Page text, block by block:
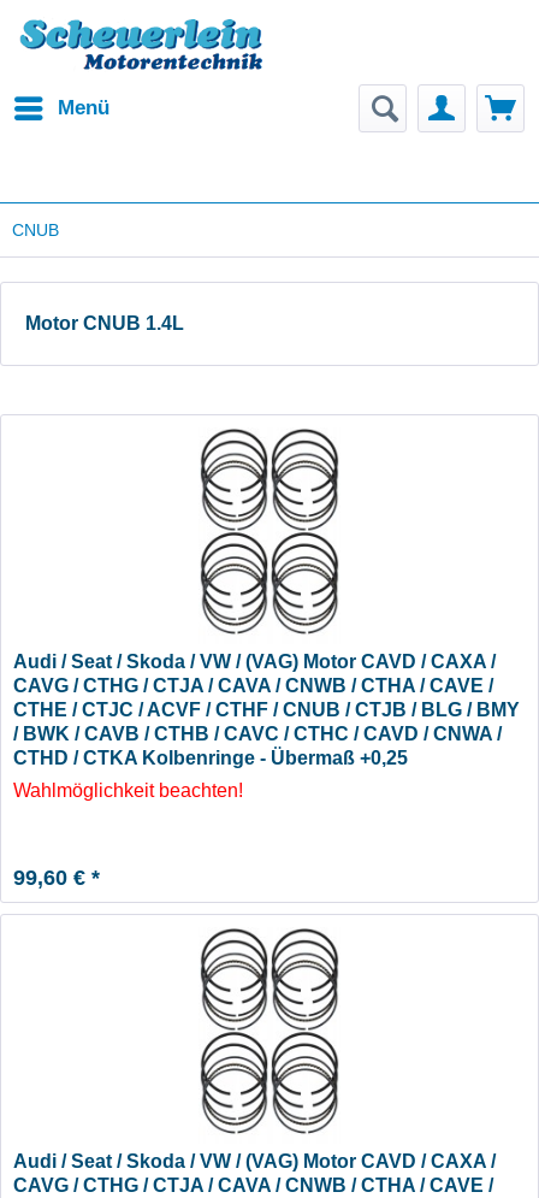
Menü
CNUB
Motor CNUB 1.4L
Audi / Seat / Skoda / VW / (VAG) Motor CAVD / CAXA /
CAVG / CTHG / CTJA / CAVA / CNWB / CTHA / CAVE /
CTHE / CTJC / ACVF / CTHF / CNUB / CTJB / BLG / BMY
/ BWK / CAVB / CTHB / CAVC / CTHC / CAVD / CNWA /
CTHD / CTKA Kolbenringe - Übermaß +0,25
Wahlmöglichkeit beachten!
99,60 € *
Audi / Seat / Skoda / VW / (VAG) Motor CAVD / CAXA /
CAVG / CTHG / CTJA / CAVA / CNWB / CTHA / CAVE /